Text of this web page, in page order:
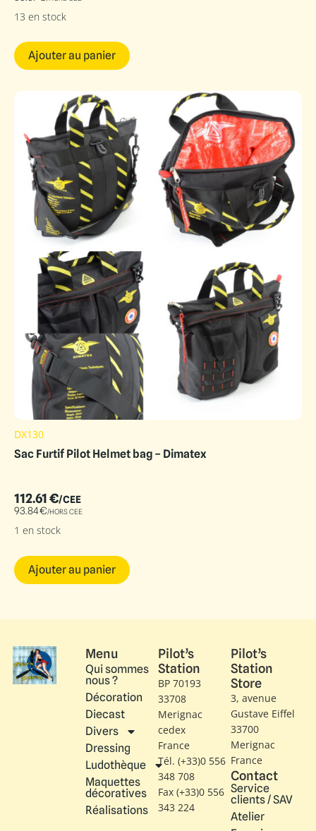
13 en stock
Ajouter au panier
DX130
Sac Furtif Pilot Helmet bag – Dimatex
112.61€/CEE
93.84€/HORS CEE
1 en stock
Ajouter au panier
Menu
Qui sommes
nous ?
Décoration
Diecast
Divers
Dressing
Ludothèque
Maquettes
décoratives
Réalisations
Pilot’s
Station
BP 70193
33708
Merignac
cedex
France
Tél. (+33)0 556
348 708
Fax (+33)0 556
343 224
Pilot’s
Station
Store
3, avenue
Gustave Eiffel​
33700
Merignac
France
Contact
Service
clients / SAV
Atelier